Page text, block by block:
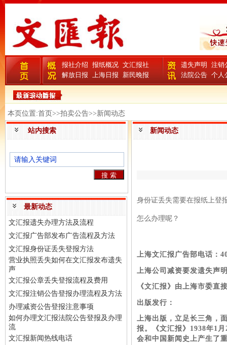
报社介绍 报纸概况 文汇报社
解放日报 上海日报 新民晚报
遗失声明
注销
法院公告 个人
本页位置:首页>>拍卖公告>>新闻动态
站内搜索
最新动态
文汇报遗失办理方法及流程
文汇报广告部发布广告流程及方法
文汇报身份证丢失登报方法
营业执照丢失如何在文汇报发布遗失
声
文汇报公章丢失登报流程及费用
文汇报注销公告登报办理流程及方法
办理减资公告登报注意事项
如何办理文汇报法院公告登报及办理
流
文汇报新闻热线电话
新闻动态
身份证丢失需要在报纸上登
怎么办理呢？
上海文汇报广告部电话：
上海公司减资要发遗失声
《文汇报》由上海市委直
出版发行：
上海出版，立足长三角，
报。《文汇报》1938年1
会和中国新闻史上产生了